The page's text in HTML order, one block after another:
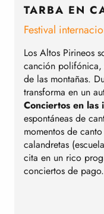
TARBA EN
Festival
Los Altos Pirineos
canción polifónica,
de las montañas.
transforma en un
Conciertos en las
espontáneas de
momentos de
calandretas
cita en un rico
conciertos de pago.